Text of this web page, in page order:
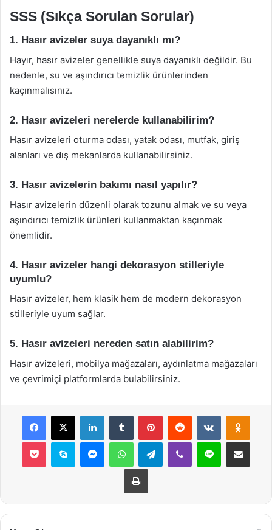
SSS (Sıkça Sorulan Sorular)
1. Hasır avizeler suya dayanıklı mı?
Hayır, hasır avizeler genellikle suya dayanıklı değildir. Bu
nedenle, su ve aşındırıcı temizlik ürünlerinden
kaçınmalısınız.
2. Hasır avizeleri nerelerde kullanabilirim?
Hasır avizeleri oturma odası, yatak odası, mutfak, giriş
alanları ve dış mekanlarda kullanabilirsiniz.
3. Hasır avizelerin bakımı nasıl yapılır?
Hasır avizelerin düzenli olarak tozunu almak ve su veya
aşındırıcı temizlik ürünleri kullanmaktan kaçınmak
önemlidir.
4. Hasır avizeler hangi dekorasyon stilleriyle
uyumlu?
Hasır avizeler, hem klasik hem de modern dekorasyon
stilleriyle uyum sağlar.
5. Hasır avizeleri nereden satın alabilirim?
Hasır avizeleri, mobilya mağazaları, aydınlatma mağazaları
ve çevrimiçi platformlarda bulabilirsiniz.
Facebook
X LinkedInTumblr PinterestReddit VKontakte
Pocket Skype MessengerWhatsAppTelegramViber Line E-Posta ile
Yazdır